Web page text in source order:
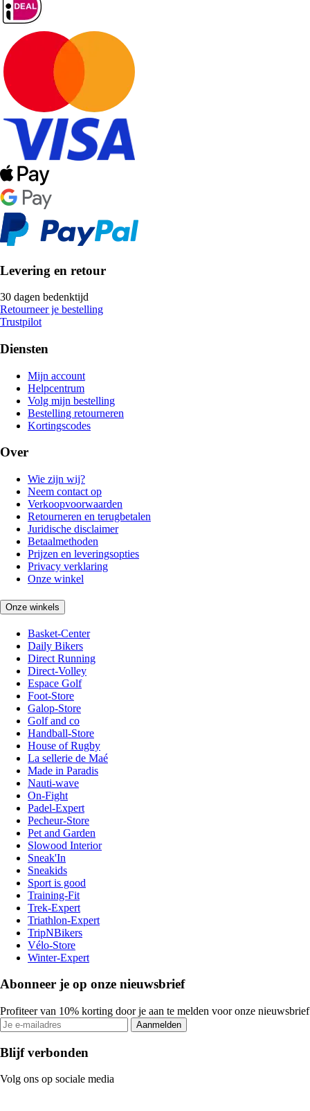
Levering en retour
30 dagen bedenktijd
Retourneer je bestelling
Trustpilot
Diensten
Mijn account
Helpcentrum
Volg mijn bestelling
Bestelling retourneren
Kortingscodes
Over
Wie zijn wij?
Neem contact op
Verkoopvoorwaarden
Retourneren en terugbetalen
Juridische disclaimer
Betaalmethoden
Prijzen en leveringsopties
Privacy verklaring
Onze winkel
Onze winkels
Basket-Center
Daily Bikers
Direct Running
Direct-Volley
Espace Golf
Foot-Store
Galop-Store
Golf and co
Handball-Store
House of Rugby
La sellerie de Maé
Made in Paradis
Nauti-wave
On-Fight
Padel-Expert
Pecheur-Store
Pet and Garden
Slowood Interior
Sneak'In
Sneakids
Sport is good
Training-Fit
Trek-Expert
Triathlon-Expert
TripNBikers
Vélo-Store
Winter-Expert
Abonneer je op onze nieuwsbrief
Profiteer van 10% korting door je aan te melden voor onze nieuwsbrief
Aanmelden
Blijf verbonden
Volg ons op sociale media